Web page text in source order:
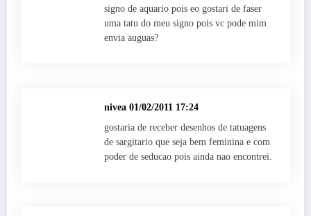
signo de aquario pois eo gostari de faser
uma tatu do meu signo pois vc pode mim
envia auguas?
nivea 01/02/2011 17:24
gostaria de receber desenhos de tatuagens
de sargitario que seja bem feminina e com
poder de seducao pois ainda nao encontrei.